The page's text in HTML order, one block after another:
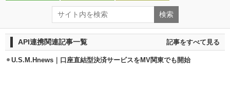
API連携関連記事一覧 記事をすべて見る
U.S.M.Hnews｜口座直結型決済サービスをMV関東でも開始